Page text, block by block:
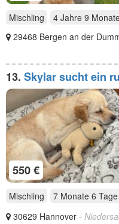
Mischling 4 Jahre 9
29468 Bergen an der
13. Skylar sucht ein
550 €
Mischling 7 Monate 6 Tage
30629 Hannover -